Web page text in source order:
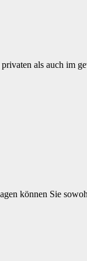
als auch im
können Sie